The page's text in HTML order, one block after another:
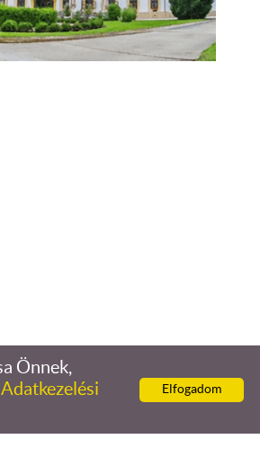
Elfogadom
Önnek,
Adatkezelési